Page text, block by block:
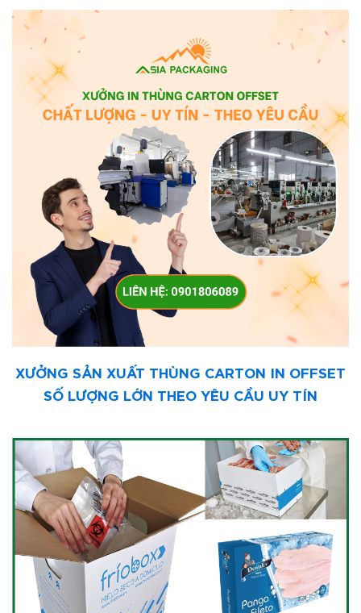
XƯỞNG SẢN XUẤT THÙNG CARTON IN OFFSET
SỐ LƯỢNG LỚN THEO YÊU CẦU UY TÍN